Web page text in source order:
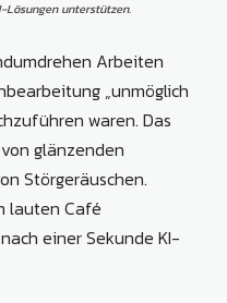
Lösungen unterstützen.
Arbeiten
„unmöglich
waren. Das
glänzenden
Störgeräuschen.
lauten Café
einer Sekunde KI-